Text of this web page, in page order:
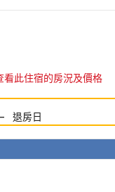
看此住宿的房況及價格
退房日